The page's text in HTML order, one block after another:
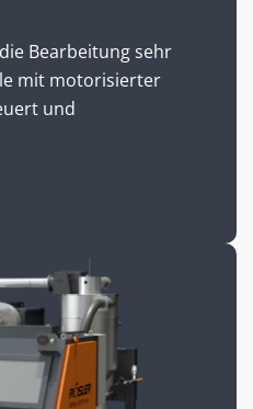
Bearbeitung sehr
mit motorisierter
und